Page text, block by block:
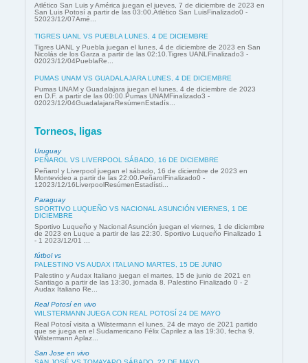
Atlético San Luis y América juegan el jueves, 7 de diciembre de 2023 en
San Luis Potosí a partir de las 03:00.Atlético San LuisFinalizado0 -
52023/12/07Amé...
TIGRES UANL VS PUEBLA LUNES, 4 DE DICIEMBRE
Tigres UANL y Puebla juegan el lunes, 4 de diciembre de 2023 en San
Nicolás de los Garza a partir de las 02:10.Tigres UANLFinalizado3 -
02023/12/04PueblaRe...
PUMAS UNAM VS GUADALAJARA LUNES, 4 DE DICIEMBRE
Pumas UNAM y Guadalajara juegan el lunes, 4 de diciembre de 2023
en D.F. a partir de las 00:00.Pumas UNAMFinalizado3 -
02023/12/04GuadalajaraResúmenEstadís...
Torneos, ligas
Uruguay
PEÑAROL VS LIVERPOOL SÁBADO, 16 DE DICIEMBRE
Peñarol y Liverpool juegan el sábado, 16 de diciembre de 2023 en
Montevideo a partir de las 22:00.PeñarolFinalizado0 -
12023/12/16LiverpoolResúmenEstadísti...
Paraguay
SPORTIVO LUQUEÑO VS NACIONAL ASUNCIÓN VIERNES, 1 DE
DICIEMBRE
Sportivo Luqueño y Nacional Asunción juegan el viernes, 1 de diciembre
de 2023 en Luque a partir de las 22:30. Sportivo Luqueño Finalizado 1
- 1 2023/12/01 ...
fútbol vs
PALESTINO VS AUDAX ITALIANO MARTES, 15 DE JUNIO
Palestino y Audax Italiano juegan el martes, 15 de junio de 2021 en
Santiago a partir de las 13:30, jornada 8. Palestino Finalizado 0 - 2
Audax Italiano Re...
Real Potosí en vivo
WILSTERMANN JUEGA CON REAL POTOSÍ 24 DE MAYO
Real Potosí visita a Wilstermann el lunes, 24 de mayo de 2021 partido
que se juega en el Sudamericano Félix Caprilez a las 19:30, fecha 9.
Wilstermann Aplaz...
San Jose en vivo